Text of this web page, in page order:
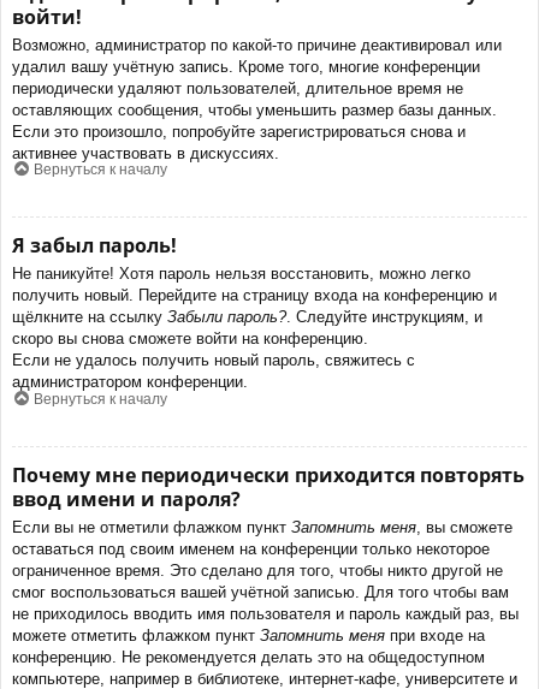
войти!
Возможно, администратор по какой-то причине деактивировал или
удалил вашу учётную запись. Кроме того, многие конференции
периодически удаляют пользователей, длительное время не
оставляющих сообщения, чтобы уменьшить размер базы данных.
Если это произошло, попробуйте зарегистрироваться снова и
активнее участвовать в дискуссиях.
Вернуться к началу
Я забыл пароль!
Не паникуйте! Хотя пароль нельзя восстановить, можно легко
получить новый. Перейдите на страницу входа на конференцию и
щёлкните на ссылку Забыли пароль?. Следуйте инструкциям, и
скоро вы снова сможете войти на конференцию.
Если не удалось получить новый пароль, свяжитесь с
администратором конференции.
Вернуться к началу
Почему мне периодически приходится повторять
ввод имени и пароля?
Если вы не отметили флажком пункт Запомнить меня , вы сможете
оставаться под своим именем на конференции только некоторое
ограниченное время. Это сделано для того, чтобы никто другой не
смог воспользоваться вашей учётной записью. Для того чтобы вам
не приходилось вводить имя пользователя и пароль каждый раз, вы
можете отметить флажком пункт Запомнить меня при входе на
конференцию. Не рекомендуется делать это на общедоступном
компьютере, например в библиотеке, интернет-кафе, университете и